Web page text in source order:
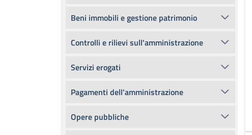
Beni immobili e gestione patrimonio
Controlli e rilievi sull'amministrazione
Servizi erogati
Pagamenti dell'amministrazione
Opere pubbliche